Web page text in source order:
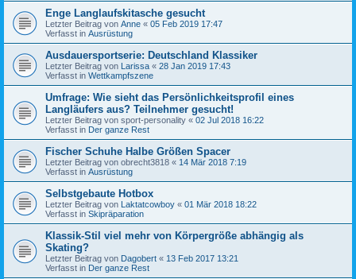
Enge Langlaufskitasche gesucht
Letzter Beitrag von Anne « 05 Feb 2019 17:47
Verfasst in Ausrüstung
Ausdauersportserie: Deutschland Klassiker
Letzter Beitrag von Larissa « 28 Jan 2019 17:43
Verfasst in Wettkampfszene
Umfrage: Wie sieht das Persönlichkeitsprofil eines
Langläufers aus? Teilnehmer gesucht!
Letzter Beitrag von sport-personality « 02 Jul 2018 16:22
Verfasst in Der ganze Rest
Fischer Schuhe Halbe Größen Spacer
Letzter Beitrag von obrecht3818 « 14 Mär 2018 7:19
Verfasst in Ausrüstung
Selbstgebaute Hotbox
Letzter Beitrag von Laktatcowboy « 01 Mär 2018 18:22
Verfasst in Skipräparation
Klassik-Stil viel mehr von Körpergröße abhängig als
Skating?
Letzter Beitrag von Dagobert « 13 Feb 2017 13:21
Verfasst in Der ganze Rest